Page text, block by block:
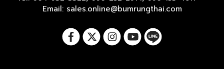
Email: sales.online@bumrungthai.com